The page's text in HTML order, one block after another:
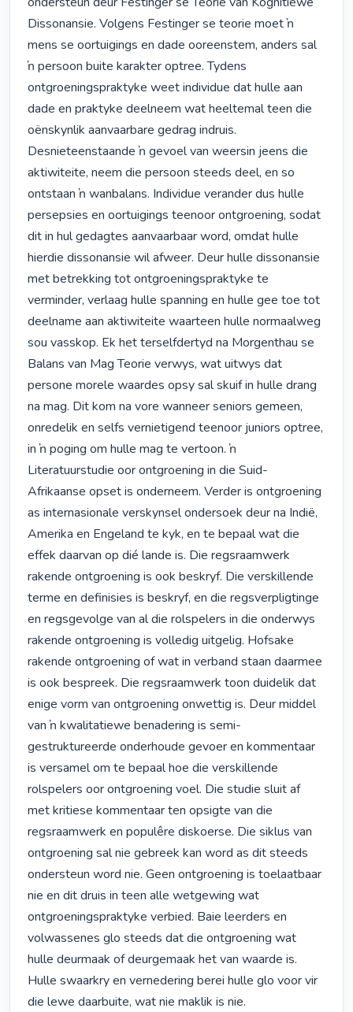
Dissonansie. Volgens Festinger se teorie moet ŉ
mens se oortuigings en dade ooreenstem, anders sal
ŉ persoon buite karakter optree. Tydens
ontgroeningspraktyke weet individue dat hulle aan
dade en praktyke deelneem wat heeltemal teen die
oënskynlik aanvaarbare gedrag indruis.
Desnieteenstaande ŉ gevoel van weersin jeens die
aktiwiteite, neem die persoon steeds deel, en so
ontstaan ŉ wanbalans. Individue verander dus hulle
persepsies en oortuigings teenoor ontgroening, sodat
dit in hul gedagtes aanvaarbaar word, omdat hulle
hierdie dissonansie wil afweer. Deur hulle dissonansie
met betrekking tot ontgroeningspraktyke te
verminder, verlaag hulle spanning en hulle gee toe tot
deelname aan aktiwiteite waarteen hulle normaalweg
sou vasskop. Ek het terselfdertyd na Morgenthau se
Balans van Mag Teorie verwys, wat uitwys dat
persone morele waardes opsy sal skuif in hulle drang
na mag. Dit kom na vore wanneer seniors gemeen,
onredelik en selfs vernietigend teenoor juniors optree,
in ŉ poging om hulle mag te vertoon. ŉ
Literatuurstudie oor ontgroening in die Suid-
Afrikaanse opset is onderneem. Verder is ontgroening
as internasionale verskynsel ondersoek deur na Indië,
Amerika en Engeland te kyk, en te bepaal wat die
effek daarvan op dié lande is. Die regsraamwerk
rakende ontgroening is ook beskryf. Die verskillende
terme en definisies is beskryf, en die regsverpligtinge
en regsgevolge van al die rolspelers in die onderwys
rakende ontgroening is volledig uitgelig. Hofsake
rakende ontgroening of wat in verband staan daarmee
is ook bespreek. Die regsraamwerk toon duidelik dat
enige vorm van ontgroening onwettig is. Deur middel
van ŉ kwalitatiewe benadering is semi-
gestruktureerde onderhoude gevoer en kommentaar
is versamel om te bepaal hoe die verskillende
rolspelers oor ontgroening voel. Die studie sluit af
met kritiese kommentaar ten opsigte van die
regsraamwerk en populêre diskoerse. Die siklus van
ontgroening sal nie gebreek kan word as dit steeds
ondersteun word nie. Geen ontgroening is toelaatbaar
nie en dit druis in teen alle wetgewing wat
ontgroeningspraktyke verbied. Baie leerders en
volwassenes glo steeds dat die ontgroening wat
hulle deurmaak of deurgemaak het van waarde is.
Hulle swaarkry en vernedering berei hulle glo voor vir
die lewe daarbuite, wat nie maklik is nie.